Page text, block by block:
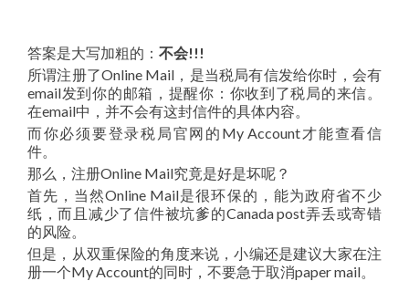
答案是大写加粗的： 不会!!!
所谓注册了Online Mail，是当税局有信发给你时，会有
email发到你的邮箱，提醒你：你收到了税局的来信。
在email中，并不会有这封信件的具体内容。
而你必须要登录税局官网的My Account才能查看信
件。
那么，注册Online Mail究竟是好是坏呢？
首先，当然Online Mail是很环保的，能为政府省不少
纸，而且减少了信件被坑爹的Canada post弄丢或寄错
的风险。
但是，从双重保险的角度来说，小编还是建议大家在注
册一个My Account的同时，不要急于取消paper mail。